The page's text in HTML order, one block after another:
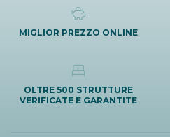
MIGLIOR PREZZO ONLINE
OLTRE 500 STRUTTURE
VERIFICATE E GARANTITE